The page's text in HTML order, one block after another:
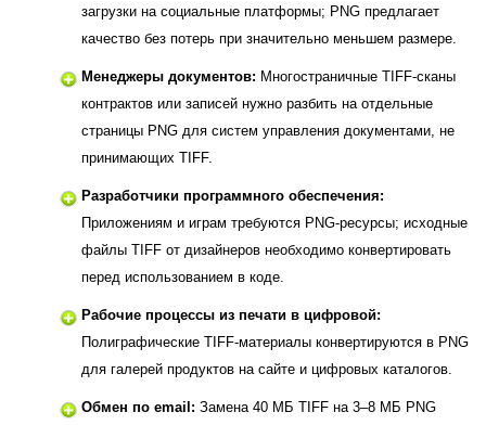
загрузки на социальные платформы; PNG предлагает
качество без потерь при значительно меньшем размере.
Менеджеры документов: Многостраничные TIFF-сканы
контрактов или записей нужно разбить на отдельные
страницы PNG для систем управления документами, не
принимающих TIFF.
Разработчики программного обеспечения:
Приложениям и играм требуются PNG-ресурсы; исходные
файлы TIFF от дизайнеров необходимо конвертировать
перед использованием в коде.
Рабочие процессы из печати в цифровой:
Полиграфические TIFF-материалы конвертируются в PNG
для галерей продуктов на сайте и цифровых каталогов.
Обмен по email: Замена 40 МБ TIFF на 3–8 МБ PNG